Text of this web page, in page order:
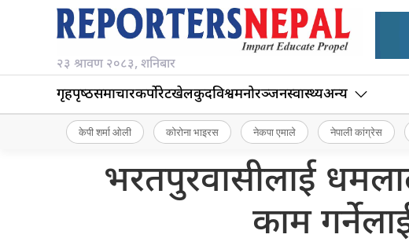
२३ श्रावण २०८३, शनिबार
गृहपृष्‍ठसमाचारकर्पोरेटखेलकुदविश्वमनोरञ्जनस्वास्थ्यअन्य
केपी शर्मा ओली कोरोना भाइरस नेकपा एमाले नेपाली कांग्रेस
भरतपुरवासीलाई
काम